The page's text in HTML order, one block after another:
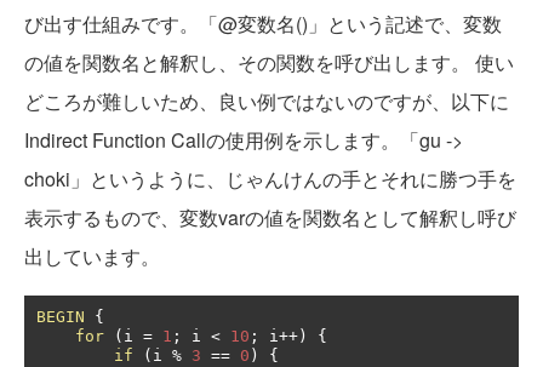
び出す仕組みです。「@変数名()」という記述で、変数
の値を関数名と解釈し、その関数を呼び出します。 使い
どころが難しいため、良い例ではないのですが、以下に
Indirect Function Callの使用例を示します。「gu ->
choki」というように、じゃんけんの手とそれに勝つ手を
表示するもので、変数varの値を関数名として解釈し呼び
出しています。
BEGIN
{
for
( i = 1 ; i < 10 ; i++)
{
if
( i % 3 == 0 )
{